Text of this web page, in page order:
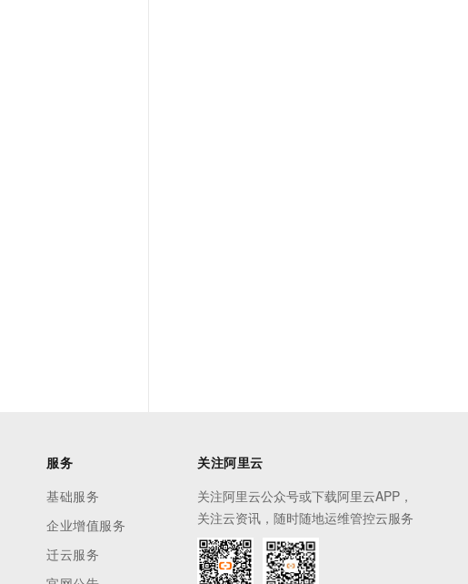
服务
基础服务
企业增值服务
迁云服务
关注阿里云
关注阿里云公众号或下载阿里云APP，
关注云资讯，随时随地运维管控云服务